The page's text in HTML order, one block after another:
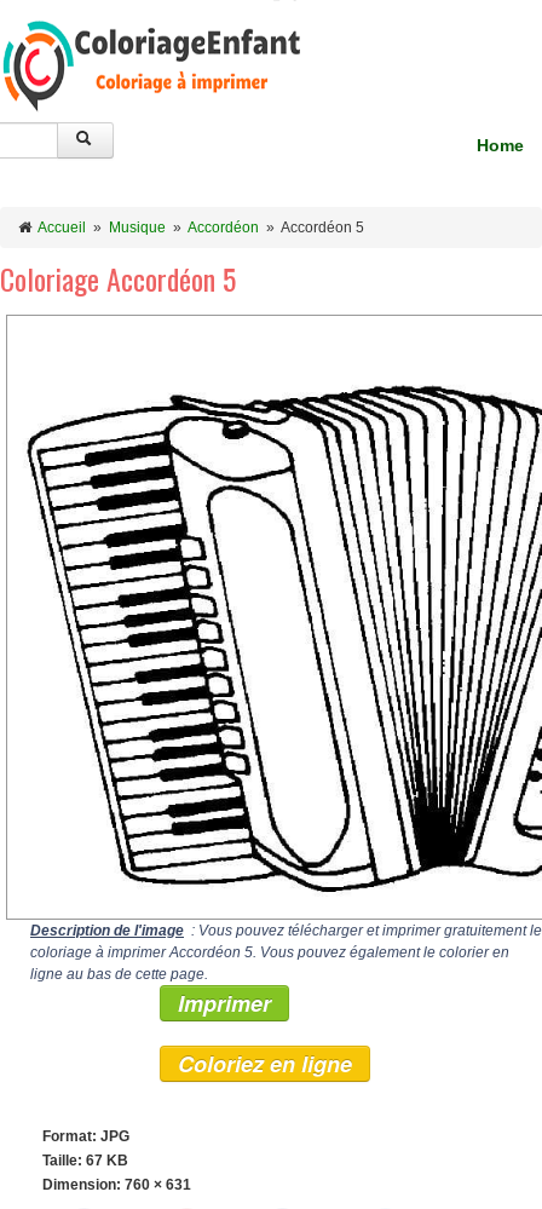
Home
Accueil » Musique » Accordéon » Accordéon 5
Coloriage Accordéon 5
Description de l'image : Vous pouvez télécharger et imprimer gratuitement le
coloriage à imprimer Accordéon 5. Vous pouvez également le colorier en
ligne au bas de cette page.
Imprimer
Coloriez en ligne
Format: JPG
Taille: 67 KB
Dimension: 760 × 631